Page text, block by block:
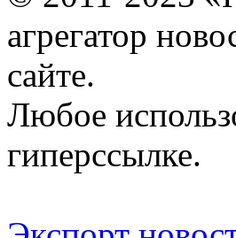
агрегатор
сайте.
Любое
гиперссылке.